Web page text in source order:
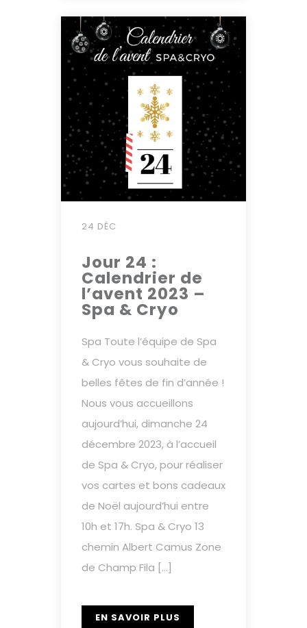
24 DÉC
Jour 24 :
Calendrier de
l’avent 2023 –
Spa & Cryo
Spa Toute l’équipe de Spa
& Cryo vous souhaite de
belles fêtes de fin d’année !
Nous vous accueillons
aujourd’hui, dimanche 24
décembre 2023, à l’accueil
de Spa & Cryo, pour réaliser
vos cartes et bons cadeaux
de Noël aujourd’hui entre
10h et 17h. Spa & Cryo 13
chemin Albert Camus Zone
de Champ Fila […]
EN SAVOIR PLUS